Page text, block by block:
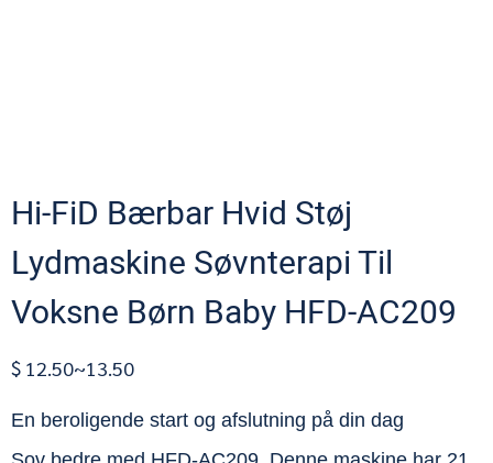
Hi-FiD Bærbar Hvid Støj
Lydmaskine Søvnterapi Til
Voksne Børn Baby HFD-AC209
$ 12.50~13.50
En beroligende start og afslutning på din dag